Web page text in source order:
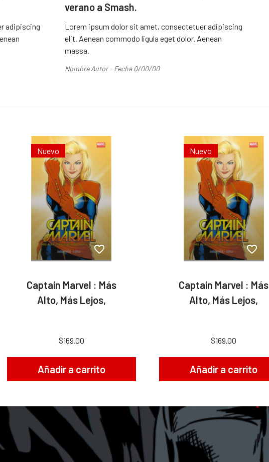
adipiscing
verano a Smash.
Lorem ipsum dolor sit amet, consectetuer adipiscing
elit. Aenean commodo ligula eget dolor. Aenean
massa.
Nombre Autor - Fecha 0/00/00
Nuevo
Captain Marvel : Más
Alto, Más Lejos,
$169.00
Añadir a carrito
Nuevo
Captain Marvel : Más
Alto, Más Lejos,
$169.00
Añadir a carrito